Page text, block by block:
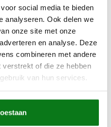
social media te bieden
analyseren. Ook delen we
onze site met onze
en analyse. Deze
combineren met andere
verstrekt of die ze hebben
van hun services.
U hebt een breed aanbod
in uiteenlopende formaten
kunt u rekenen op de
u niet nodig om ten volle van